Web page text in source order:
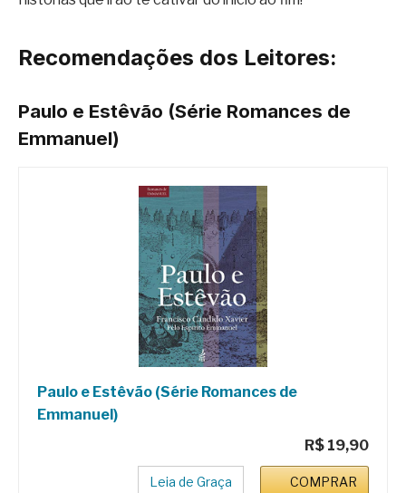
Recomendações dos Leitores:
Paulo e Estêvão (Série Romances de
Emmanuel)
Paulo e Estêvão (Série Romances de
Emmanuel)
R$ 19,90
Leia de Graça COMPRAR